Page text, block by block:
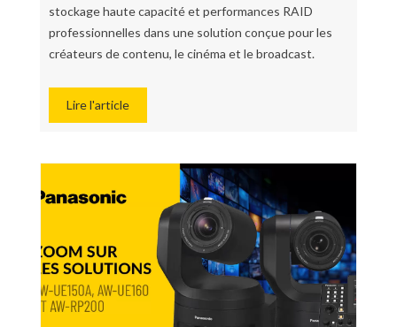
stockage haute capacité et performances RAID
professionnelles dans une solution conçue pour les
créateurs de contenu, le cinéma et le broadcast.
Lire l'article